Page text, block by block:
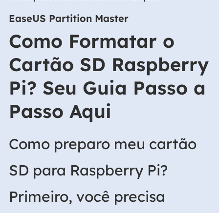
EaseUS Partition Master
Como Formatar o
Cartão SD Raspberry
Pi? Seu Guia Passo a
Passo Aqui
Como preparo meu cartão
SD para Raspberry Pi?
Primeiro, você precisa